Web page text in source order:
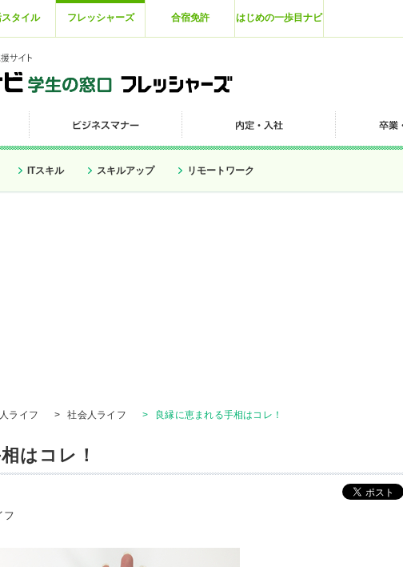
タイル フレッシャーズ 合宿免許 はじめの一歩目ナビ
ITスキル スキルアップ リモートワーク
ライフ > 社会人ライフ > 良縁に恵まれる手相はコレ！
はコレ！
フ